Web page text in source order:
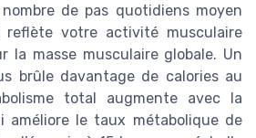
de pas quotidiens moyen
votre activité musculaire
la masse musculaire globale. Un
brûle davantage de calories au
total augmente avec la
améliore le taux métabolique de